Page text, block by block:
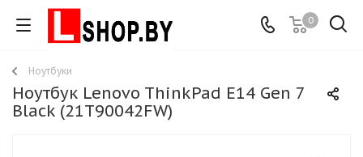
0
Ноутбуки
Ноутбук Lenovo ThinkPad E14 Gen 7
Black (21T90042FW)